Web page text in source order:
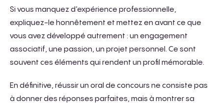
Si vous manquez d’expérience professionnelle,
expliquez-le honnêtement et mettez en avant ce que
vous avez développé autrement : un engagement
associatif, une passion, un projet personnel. Ce sont
souvent ces éléments qui rendent un profil mémorable.
En définitive, réussir un oral de concours ne consiste pas
à donner des réponses parfaites, mais à montrer sa